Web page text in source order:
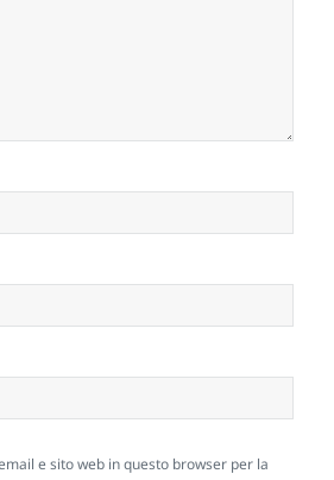
e sito web in questo browser per la